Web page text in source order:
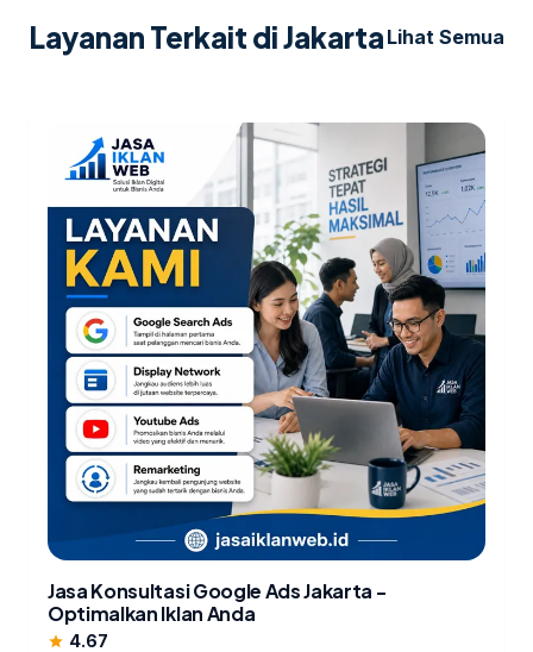
Layanan Terkait di Jakarta Lihat Semua
Jasa Konsultasi Google Ads Jakarta -
Optimalkan Iklan Anda
star 4.67